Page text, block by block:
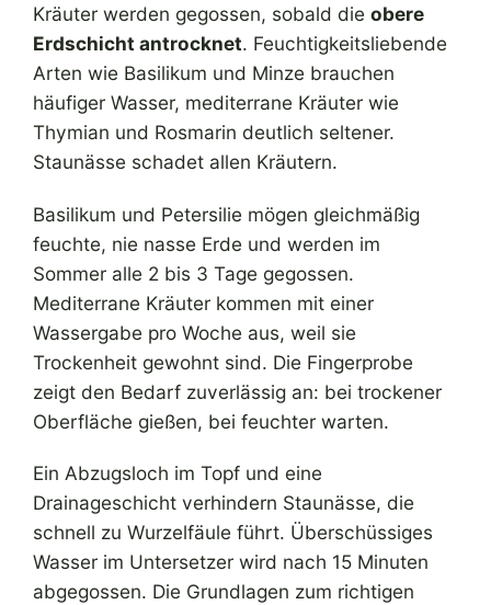
Kräuter werden gegossen, sobald die obere
Erdschicht antrocknet. Feuchtigkeitsliebende
Arten wie Basilikum und Minze brauchen
häufiger Wasser, mediterrane Kräuter wie
Thymian und Rosmarin deutlich seltener.
Staunässe schadet allen Kräutern.
Basilikum und Petersilie mögen gleichmäßig
feuchte, nie nasse Erde und werden im
Sommer alle 2 bis 3 Tage gegossen.
Mediterrane Kräuter kommen mit einer
Wassergabe pro Woche aus, weil sie
Trockenheit gewohnt sind. Die Fingerprobe
zeigt den Bedarf zuverlässig an: bei trockener
Oberfläche gießen, bei feuchter warten.
Ein Abzugsloch im Topf und eine
Drainageschicht verhindern Staunässe, die
schnell zu Wurzelfäule führt. Überschüssiges
Wasser im Untersetzer wird nach 15 Minuten
abgegossen. Die Grundlagen zum richtigen